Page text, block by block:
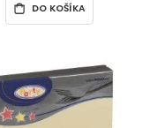
DO KOŠÍKA